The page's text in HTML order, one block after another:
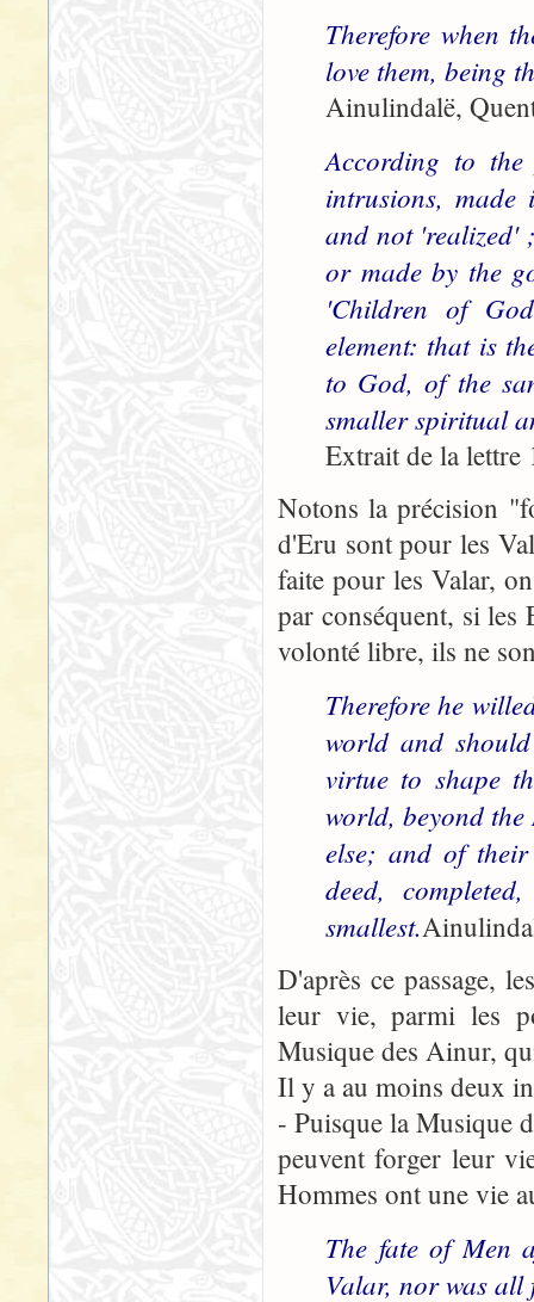
Therefore when
love them, being
Ainulindalë,
According to
intrusions,
and not 'realized'
or made by the
'Children of
element: that is
to God, of the
smaller spiritual
Extrait de la lettre
Notons la précision
d'Eru sont pour les
faite pour les Valar,
par conséquent, si les
volonté libre, ils ne
Therefore he
world and
virtue to shape
world, beyond
else; and of
deed,
smallest.
D'après ce passage,
leur vie, parmi les
Musique des Ainur,
Il y a au moins deux
- Puisque la Musique
peuvent forger leur
Hommes ont une vie
The fate of Men
Valar, nor was all